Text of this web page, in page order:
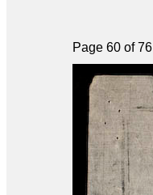
Page 60 of 76